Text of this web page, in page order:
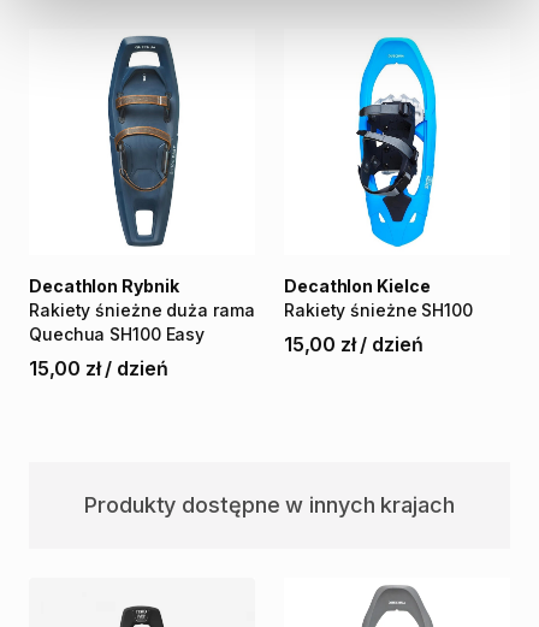
Rakiety śnieżne duża rama
Quechua SH100 Easy
Decathlon Rybnik
15,00 zł / dzień
Rakiety śnieżne SH100
Decathlon Kielce
15,00 zł / dzień
Produkty dostępne w innych krajach